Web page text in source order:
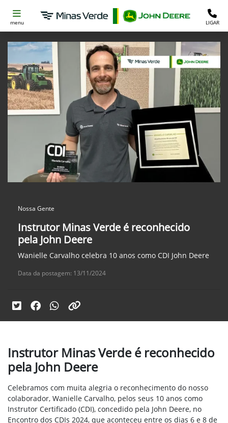
menu LIGAR
Nossa Gente
Instrutor Minas Verde é reconhecido
pela John Deere
Wanielle Carvalho celebra 10 anos como CDI John Deere
Data da postagem: 13/11/2024
Instrutor Minas Verde é reconhecido
pela John Deere
Celebramos com muita alegria o reconhecimento do nosso
colaborador, Wanielle Carvalho, pelos seus 10 anos como
Instrutor Certificado (CDI), concedido pela John Deere, no
Encontro dos CDIs 2024, que aconteceu entre os dias 6 e 8 de